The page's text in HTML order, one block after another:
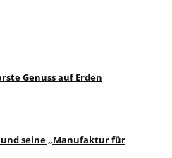
Genuss auf Erden
seine „Manufaktur für